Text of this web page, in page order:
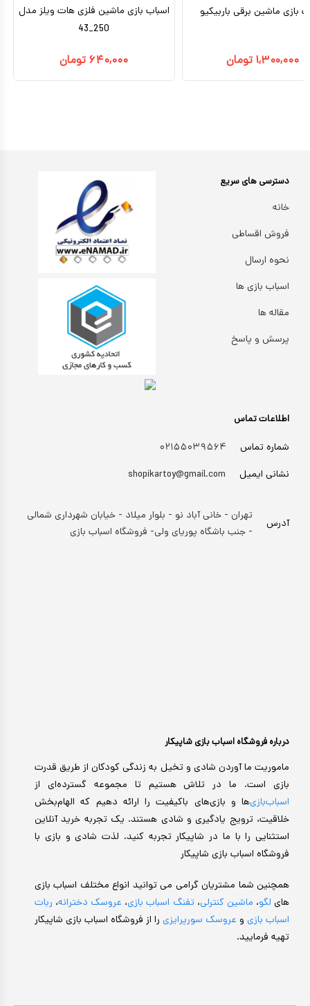
اسباب بازی ماشین فلزی هات ویلز مدل
250_43
۶۴۰,۰۰۰تومان
بازی ماشین برقی باربیکیو
۱,۳۰۰,۰۰۰ تومان
درباره فروشگاه اسباب بازی شاپیکار
ماموریت ما آوردن شادی و تخیل به زندگی کودکان از طریق قدرت
بازی است. ما در تلاش هستیم تا مجموعه گسترده‌ای از
اسباب‌بازی‌ها و بازی‌های باکیفیت را ارائه دهیم که الهام‌بخش
خلاقیت، ترویج یادگیری و شادی هستند. یک تجربه خرید آنلاین
استثنایی را با ما در شاپیکار تجربه کنید. لذت شادی و بازی با
فروشگاه اسباب بازی شاپیکار
همچنین شما مشتریان گرامی می توانید انواع مختلف اسباب بازی
های لگو، ماشین کنترلی،تفنگ اسباب بازی، عروسک دخترانه، ربات
اسباب بازی و عروسک سورپرایزی را از فروشگاه اسباب بازی شاپیکار
تهیه فرمایید.
اطلاعات تماس
شماره تماس
۰۲۱۵۵۰۳۹۵۶۴
نشانی ایمیل
shopikartoy@gmail.com
آدرس
تهران - خانی آباد نو - بلوار میلاد - خیابان شهرداری شمالی
- جنب باشگاه پوریای ولی- فروشگاه اسباب بازی
دسترسی های سریع
خانه
فروش اقساطی
نحوه ارسال
اسباب بازی ها
مقاله ها
پرسش و پاسخ